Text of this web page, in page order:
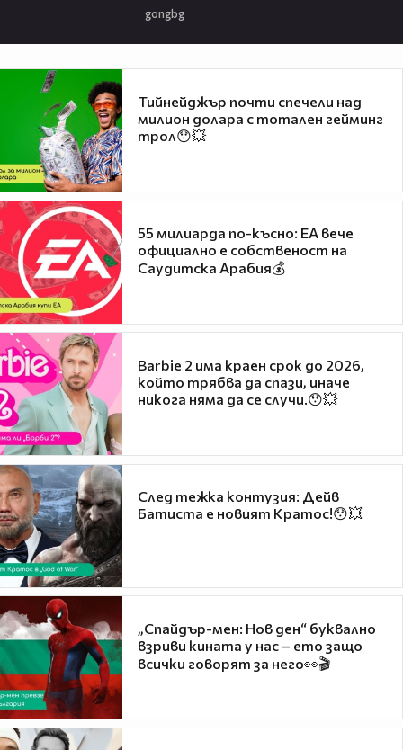
gongbg
Тийнейджър почти спечели над
милион долара с тотален гейминг
трол😯💥
55 милиарда по-късно: EA вече
официално е собственост на
Саудитска Арабия💰
Barbie 2 има краен срок до 2026,
който трябва да спази, иначе
никога няма да се случи.😯💥
След тежка контузия: Дейв
Батиста е новият Кратос!😯💥
„Спайдър-мен: Нов ден“ буквално
взриви кината у нас – ето защо
всички говорят за него👀🎬